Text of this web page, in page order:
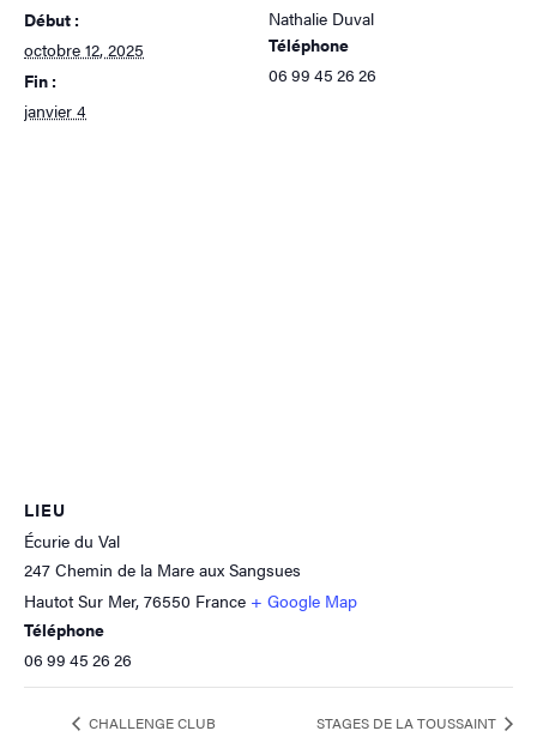
Début :
octobre 12, 2025
Fin :
janvier 4
Nathalie Duval
Téléphone
06 99 45 26 26
LIEU
Écurie du Val
247 Chemin de la Mare aux Sangsues
Hautot Sur Mer, 76550 France + Google Map
Téléphone
06 99 45 26 26
CHALLENGE CLUB STAGES DE LA TOUSSAINT